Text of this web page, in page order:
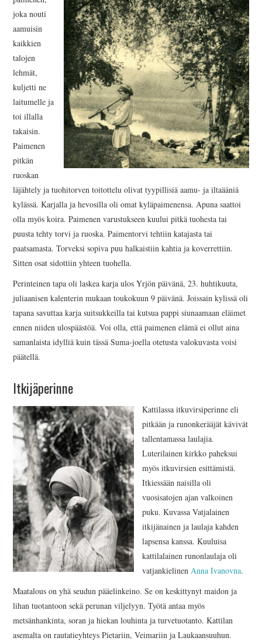
joka nouti
aamuisin
kaikkien
talojen
lehmät,
kuljetti ne
laitumelle ja
toi illalla
takaisin.
Paimenen
pitkän
ruoskan
läjähtely ja tuohitorven toitottelu olivat tyypillisiä aamu- ja iltaääniä
kylässä. Karjalla ja hevosilla oli omat kyläpaimenensa. Apuna saattoi
olla myös koira. Paimenen varustukseen kuului pitkä tuohesta tai
puusta tehty torvi ja ruoska. Paimentorvi tehtiin katajasta tai
paatsamasta. Torveksi sopiva puu halkaistiin kahtia ja koverrettiin.
Sitten osat sidottiin yhteen tuohella.
Perinteinen tapa oli laskea karja ulos Yrjön päivänä, 23. huhtikuuta,
juliaanisen kalenterin mukaan toukokuun 9 päivänä. Joissain kylissä oli
tapana savuttaa karja suitsukkeilla tai kutsua pappi siunaamaan eläimet
ennen niiden ulospäästöä. Voi olla, että paimenen elämä ei ollut aina
samanlaista idylliä kuin tässä Suma-joella otetusta valokuvasta voisi
päätellä.
Itkijäperinne
Kattilassa itkuvirsiperinne eli
pitkään ja runonkerääjät kävivät
tallentamassa laulajia.
Luterilainen kirkko paheksui
myös itkuvirsien esittämistä.
Itkiessään naisilla oli
vuosisatojen ajan valkoinen
puku. Kuvassa Vatjalainen
itkijänainen ja laulaja kahden
lapsensa kanssa. Kuuluisa
kattilalainen runonlaulaja oli
vatjankielinenAnna Ivanovna.
Maatalous on yhä seudun pääelinkeino. Se on keskittynyt maidon ja
lihan tuotantoon sekä perunan viljelyyn. Työtä antaa myös
metsänhankinta, soran ja hiekan louhinta ja turvetuotanto. Kattilan
asemalta on rautatieyhteys Pietariin, Veimariin ja Laukaansuuhun.